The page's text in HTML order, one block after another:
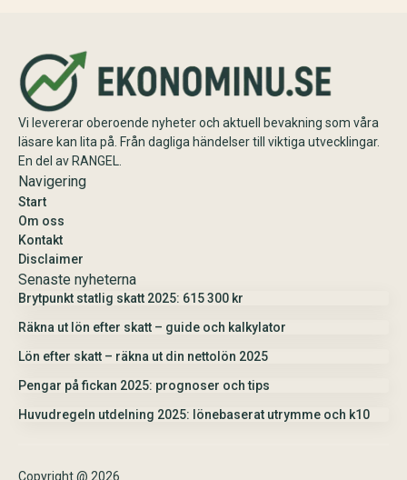
Vi levererar oberoende nyheter och aktuell bevakning som våra
läsare kan lita på. Från dagliga händelser till viktiga utvecklingar.
En del av RANGEL.
Navigering
Start
Om oss
Kontakt
Disclaimer
Senaste nyheterna
Brytpunkt statlig skatt 2025: 615 300 kr
Räkna ut lön efter skatt – guide och kalkylator
Lön efter skatt – räkna ut din nettolön 2025
Pengar på fickan 2025: prognoser och tips
Huvudregeln utdelning 2025: lönebaserat utrymme och k10
Copyright @ 2026